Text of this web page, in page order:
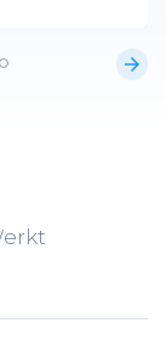
arrow_forward